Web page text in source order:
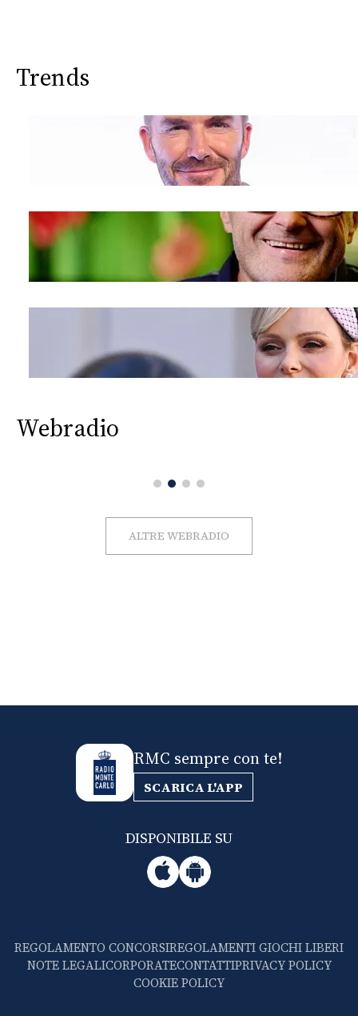
Trends
Webradio
ALTRE WEBRADIO
RMC sempre con te!
SCARICA L'APP
DISPONIBILE SU
REGOLAMENTO CONCORSIREGOLAMENTI GIOCHI LIBERI
NOTE LEGALICORPORATECONTATTIPRIVACY POLICY
COOKIE POLICY